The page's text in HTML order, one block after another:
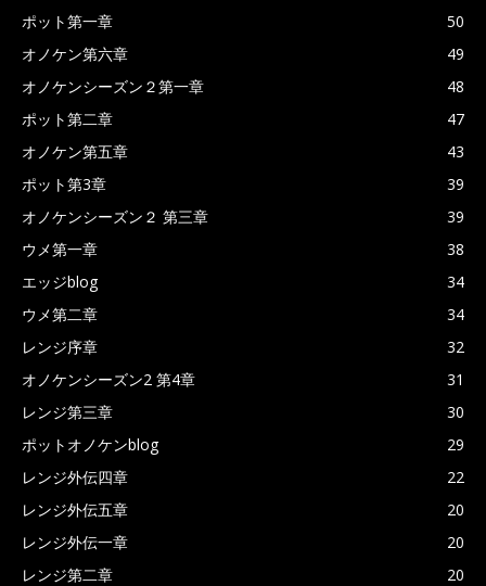
ポット第一章
50
オノケン第六章
49
オノケンシーズン２第一章
48
ポット第二章
47
オノケン第五章
43
ポット第3章
39
オノケンシーズン２ 第三章
39
ウメ第一章
38
エッジblog
34
ウメ第二章
34
レンジ序章
32
オノケンシーズン2 第4章
31
レンジ第三章
30
ポットオノケンblog
29
レンジ外伝四章
22
レンジ外伝五章
20
レンジ外伝一章
20
レンジ第二章
20